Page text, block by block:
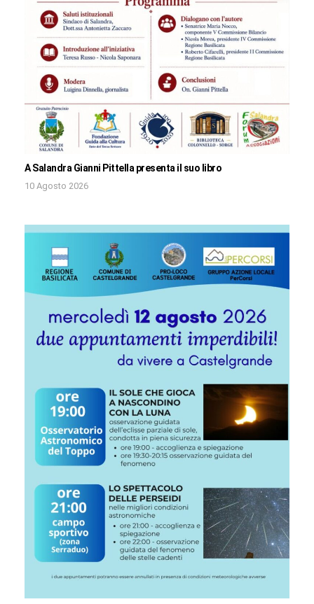
A Salandra Gianni Pittella presenta il suo libro
10 Agosto 2026